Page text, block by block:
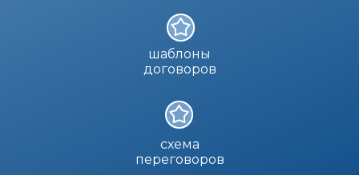
шаблоны
договоров
схема
переговоров